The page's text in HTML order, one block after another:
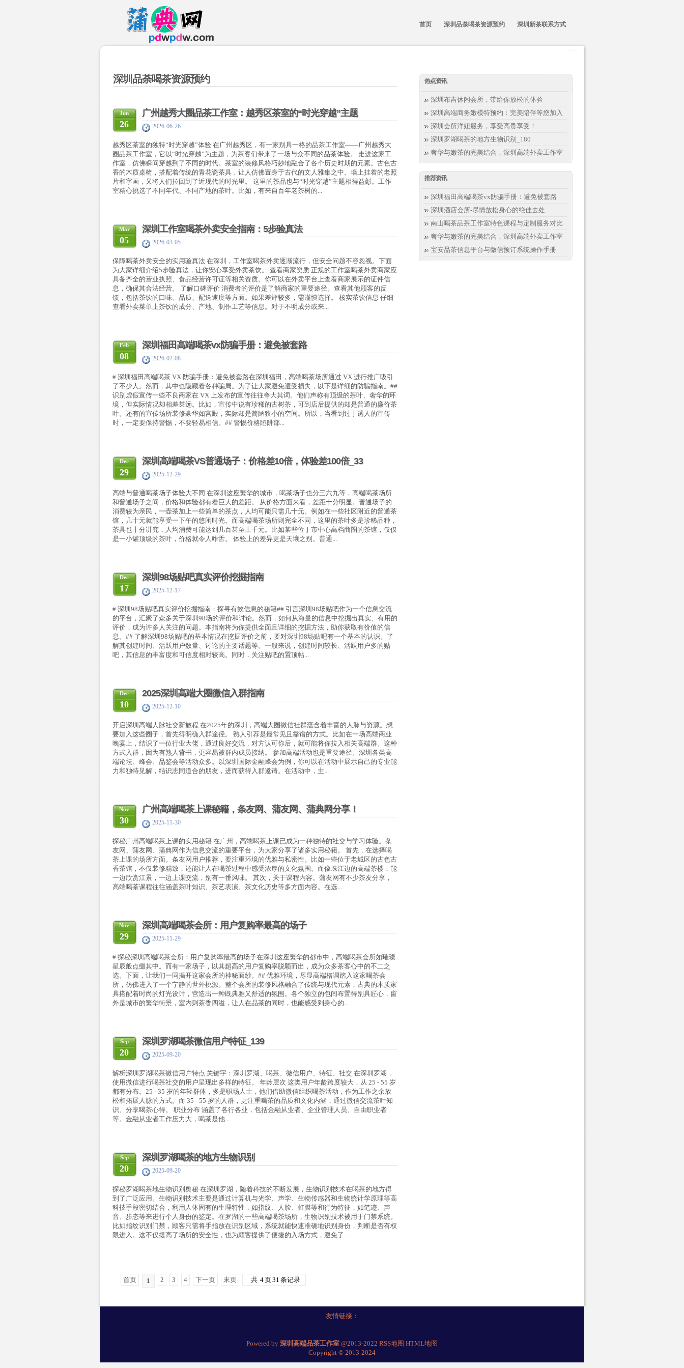
首页 深圳品荼喝茶资源预约 深圳新茶联系方式
深圳品荼喝茶资源预约
‌广州越秀大圈品茶工作室‌：越秀区茶室的“时光穿越”主题
Jun
26 2026-06-26
越秀区茶室的独特“时光穿越”体验 在广州越秀区，有一家别具一格的品茶工作室——广州越秀大
圈品茶工作室，它以“时光穿越”为主题，为茶客们带来了一场与众不同的品茶体验。 走进这家工
作室，仿佛瞬间穿越到了不同的时代。茶室的装修风格巧妙地融合了各个历史时期的元素。古色古
香的木质桌椅，搭配着传统的青花瓷茶具，让人仿佛置身于古代的文人雅集之中。墙上挂着的老照
片和字画，又将人们拉回到了近现代的时光里。 这里的茶品也与“时光穿越”主题相得益彰。工作
室精心挑选了不同年代、不同产地的茶叶。比如，有来自百年老茶树的...
深圳工作室喝茶外卖安全指南：5步验真法
Mar
05 2026-03-05
保障喝茶外卖安全的实用验真法 在深圳，工作室喝茶外卖逐渐流行，但安全问题不容忽视。下面
为大家详细介绍5步验真法，让你安心享受外卖茶饮。 查看商家资质 正规的工作室喝茶外卖商家应
具备齐全的营业执照、食品经营许可证等相关资质。你可以在外卖平台上查看商家展示的证件信
息，确保其合法经营。 了解口碑评价 消费者的评价是了解商家的重要途径。查看其他顾客的反
馈，包括茶饮的口味、品质、配送速度等方面。如果差评较多，需谨慎选择。 核实茶饮信息 仔细
查看外卖菜单上茶饮的成分、产地、制作工艺等信息。对于不明成分或来...
深圳福田高端喝茶vx防骗手册：避免被套路
Feb
08 2026-02-08
# 深圳福田高端喝茶 VX 防骗手册：避免被套路在深圳福田，高端喝茶场所通过 VX 进行推广吸引
了不少人。然而，其中也隐藏着各种骗局。为了让大家避免遭受损失，以下是详细的防骗指南。##
识别虚假宣传一些不良商家在 VX 上发布的宣传往往夸大其词。他们声称有顶级的茶叶、奢华的环
境，但实际情况却相差甚远。比如，宣传中说有珍稀的古树茶，可到店后提供的却是普通的廉价茶
叶。还有的宣传场所装修豪华如宫殿，实际却是简陋狭小的空间。所以，当看到过于诱人的宣传
时，一定要保持警惕，不要轻易相信。## 警惕价格陷阱部...
深圳高端喝茶VS普通场子：价格差10倍，体验差100倍_33
Dec
29 2025-12-29
高端与普通喝茶场子体验大不同 在深圳这座繁华的城市，喝茶场子也分三六九等，高端喝茶场所
和普通场子之间，价格和体验都有着巨大的差距。 从价格方面来看，差距十分明显。普通场子的
消费较为亲民，一壶茶加上一些简单的茶点，人均可能只需几十元。例如在一些社区附近的普通茶
馆，几十元就能享受一下午的悠闲时光。而高端喝茶场所则完全不同，这里的茶叶多是珍稀品种，
茶具也十分讲究，人均消费可能达到几百甚至上千元。比如某些位于市中心高档商圈的茶馆，仅仅
是一小罐顶级的茶叶，价格就令人咋舌。 体验上的差异更是天壤之别。普通...
深圳98场贴吧真实评价挖掘指南
Dec
17 2025-12-17
# 深圳98场贴吧真实评价挖掘指南：探寻有效信息的秘籍## 引言深圳98场贴吧作为一个信息交流
的平台，汇聚了众多关于深圳98场的评价和讨论。然而，如何从海量的信息中挖掘出真实、有用的
评价，成为许多人关注的问题。本指南将为你提供全面且详细的挖掘方法，助你获取有价值的信
息。## 了解深圳98场贴吧的基本情况在挖掘评价之前，要对深圳98场贴吧有一个基本的认识。了
解其创建时间、活跃用户数量、讨论的主要话题等。一般来说，创建时间较长、活跃用户多的贴
吧，其信息的丰富度和可信度相对较高。同时，关注贴吧的置顶帖...
2025深圳高端大圈微信入群指南
Dec
10 2025-12-10
开启深圳高端人脉社交新旅程 在2025年的深圳，高端大圈微信社群蕴含着丰富的人脉与资源。想
要加入这些圈子，首先得明确入群途径。 熟人引荐是最常见且靠谱的方式。比如在一场高端商业
晚宴上，结识了一位行业大佬，通过良好交流，对方认可你后，就可能将你拉入相关高端群。这种
方式入群，因为有熟人背书，更容易被群内成员接纳。 参加高端活动也是重要途径。深圳各类高
端论坛、峰会、品鉴会等活动众多。以深圳国际金融峰会为例，你可以在活动中展示自己的专业能
力和独特见解，结识志同道合的朋友，进而获得入群邀请。在活动中，主...
广州高端喝茶上课秘籍，条友网、蒲友网、蒲典网分享！
Nov
30 2025-11-30
探秘广州高端喝茶上课的实用秘籍 在广州，高端喝茶上课已成为一种独特的社交与学习体验。条
友网、蒲友网、蒲典网作为信息交流的重要平台，为大家分享了诸多实用秘籍。 首先，在选择喝
茶上课的场所方面。条友网用户推荐，要注重环境的优雅与私密性。比如一些位于老城区的古色古
香茶馆，不仅装修精致，还能让人在喝茶过程中感受浓厚的文化氛围。而像珠江边的高端茶楼，能
一边欣赏江景，一边上课交流，别有一番风味。 其次，关于课程内容。蒲友网有不少茶友分享，
高端喝茶课程往往涵盖茶叶知识、茶艺表演、茶文化历史等多方面内容。在选...
深圳高端喝茶会所：用户复购率最高的场子
Nov
29 2025-11-29
# 探秘深圳高端喝茶会所：用户复购率最高的场子在深圳这座繁华的都市中，高端喝茶会所如璀璨
星辰般点缀其中。而有一家场子，以其超高的用户复购率脱颖而出，成为众多茶客心中的不二之
选。下面，让我们一同揭开这家会所的神秘面纱。## 优雅环境，尽显高端格调踏入这家喝茶会
所，仿佛进入了一个宁静的世外桃源。整个会所的装修风格融合了传统与现代元素，古典的木质家
具搭配着时尚的灯光设计，营造出一种既典雅又舒适的氛围。各个独立的包间布置得别具匠心，窗
外是城市的繁华街景，室内则茶香四溢，让人在品茶的同时，也能感受到身心的...
深圳罗湖喝茶微信用户特征_139
Sep
20 2025-09-20
解析深圳罗湖喝茶微信用户特点 关键字：深圳罗湖、喝茶、微信用户、特征、社交 在深圳罗湖，
使用微信进行喝茶社交的用户呈现出多样的特征。 年龄层次 这类用户年龄跨度较大，从 25 - 55 岁
都有分布。25 - 35 岁的年轻群体，多是职场人士，他们借助微信组织喝茶活动，作为工作之余放
松和拓展人脉的方式。而 35 - 55 岁的人群，更注重喝茶的品质和文化内涵，通过微信交流茶叶知
识、分享喝茶心得。 职业分布 涵盖了各行各业，包括金融从业者、企业管理人员、自由职业者
等。金融从业者工作压力大，喝茶是他...
深圳罗湖喝茶的地方生物识别
Sep
20 2025-09-20
探秘罗湖喝茶地生物识别奥秘 在深圳罗湖，随着科技的不断发展，生物识别技术在喝茶的地方得
到了广泛应用。生物识别技术主要是通过计算机与光学、声学、生物传感器和生物统计学原理等高
科技手段密切结合，利用人体固有的生理特性，如指纹、人脸、虹膜等和行为特征，如笔迹、声
音、步态等来进行个人身份的鉴定。在罗湖的一些高端喝茶场所，生物识别技术被用于门禁系统。
比如指纹识别门禁，顾客只需将手指放在识别区域，系统就能快速准确地识别身份，判断是否有权
限进入。这不仅提高了场所的安全性，也为顾客提供了便捷的入场方式，避免了...
首页 1 2 3 4 下一页 末页 共 4页31 条记录
热点资讯
深圳布吉休闲会所，带给你放松的体验
深圳高端商务嫩模特预约：完美陪伴等您加入
深圳会所洋妞服务，享受高贵享受！
深圳罗湖喝茶的地方生物识别_180
奢华与嫩茶的完美结合，深圳高端外卖工作室
推荐资讯
深圳福田高端喝茶vx防骗手册：避免被套路
深圳酒店会所-尽情放松身心的绝佳去处
南山喝茶品茶工作室特色课程与定制服务对比
奢华与嫩茶的完美结合，深圳高端外卖工作室
宝安品茶信息平台与微信预订系统操作手册
友情链接：
Powered by 深圳高端品茶工作室 @2013-2022 RSS地图 HTML地图
Copyright © 2013-2024